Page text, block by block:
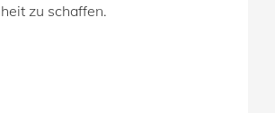
zu schaffen.